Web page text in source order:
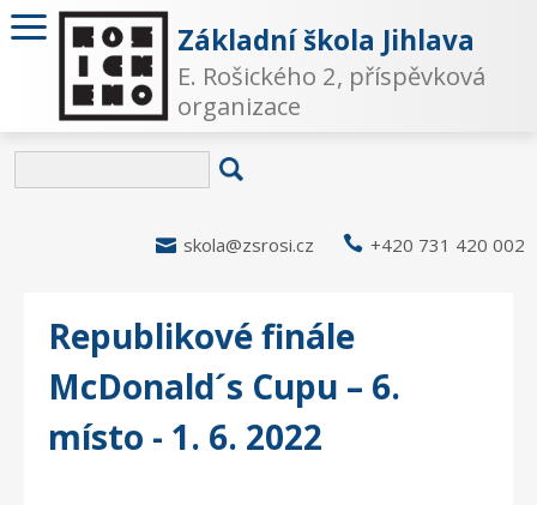
Základní škola Jihlava
E. Rošického 2, příspěvková
organizace
 skola@zsrosi.cz  +420 731 420 002
Republikové finále
McDonald´s Cupu – 6.
místo - 1. 6. 2022